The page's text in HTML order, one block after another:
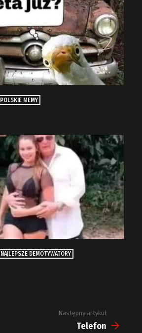
POLSKIE MEMY
NAJLEPSZE DEMOTYWATORY
Następny artykuł
Telefon